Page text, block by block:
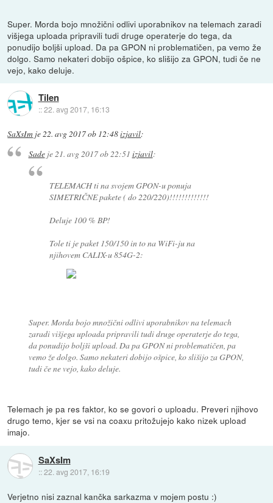
Super. Morda bojo množični odlivi uporabnikov na telemach zaradi
višjega uploada pripravili tudi druge operaterje do tega, da
ponudijo boljši upload. Da pa GPON ni problematičen, pa vemo že
dolgo. Samo nekateri dobijo ošpice, ko slišijo za GPON, tudi če ne
vejo, kako deluje.
Tilen
::22. avg 2017, 16:13
SaXsIm je22. avg 2017 ob 12:48izjavil:
Sadeje21. avg 2017 ob 22:51 izjavil:
TELEMACH ti na svojem GPON-u ponuja
SIMETRIČNE pakete ( do 220/220)!!!!!!!!!!!!!
Deluje 100 % BP!
Tole ti je paket 150/150 in to na WiFi-ju na
njihovem CALIX-u 854G-2:
Super. Morda bojo množični odlivi uporabnikov na telemach
zaradi višjega uploada pripravili tudi druge operaterje do tega,
da ponudijo boljši upload. Da pa GPON ni problematičen, pa
vemo že dolgo. Samo nekateri dobijo ošpice, ko slišijo za GPON,
tudi če ne vejo, kako deluje.
Telemach je pa res faktor, ko se govori o uploadu. Preveri njihovo
drugo temo, kjer se vsi na coaxu pritožujejo kako nizek upload
imajo.
SaXsIm
::22. avg 2017, 16:19
Verjetno nisi zaznal kančka sarkazma v mojem postu :)